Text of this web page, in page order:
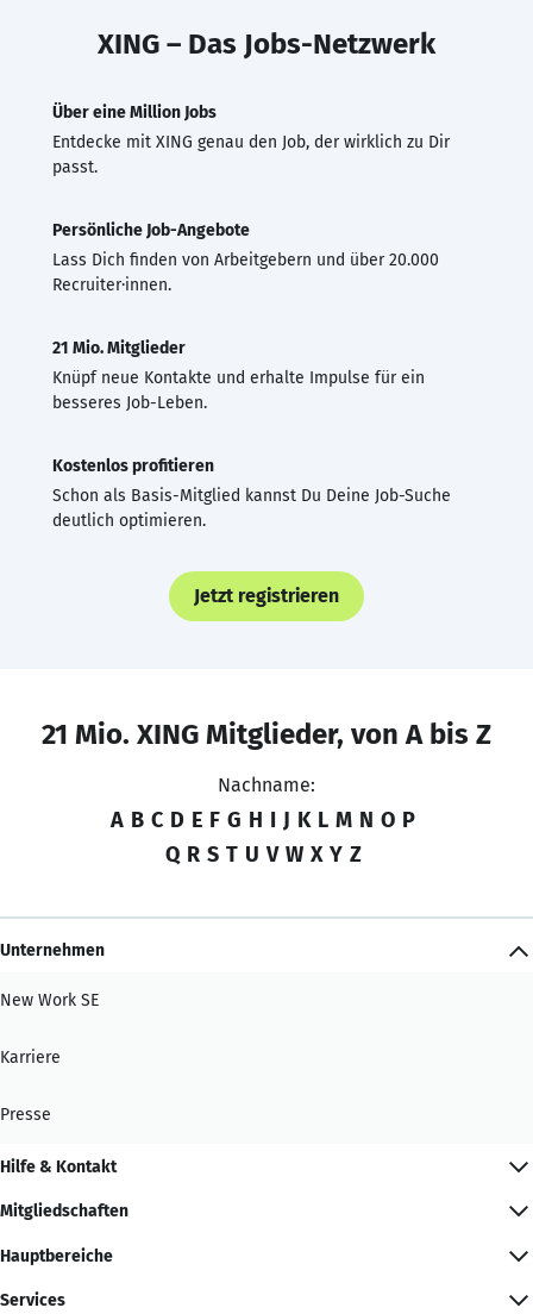
XING – Das Jobs-Netzwerk
Über eine Million Jobs
Entdecke mit XING genau den Job, der wirklich zu Dir
passt.
Persönliche Job-Angebote
Lass Dich finden von Arbeitgebern und über 20.000
Recruiter·innen.
21 Mio. Mitglieder
Knüpf neue Kontakte und erhalte Impulse für ein
besseres Job-Leben.
Kostenlos profitieren
Schon als Basis-Mitglied kannst Du Deine Job-Suche
deutlich optimieren.
Jetzt registrieren
21 Mio. XING Mitglieder, von A bis Z
Nachname:
A B C D E F G H I J K L M N O P
Q R S T U V W X Y Z
Unternehmen
New Work SE
Karriere
Presse
Hilfe & Kontakt
Mitgliedschaften
Hauptbereiche
Services